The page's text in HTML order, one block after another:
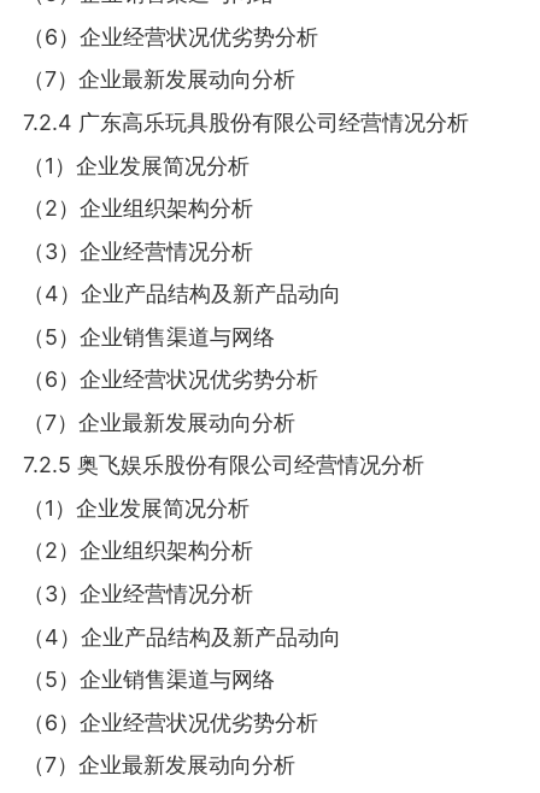
（6）企业经营状况优劣势分析
（7）企业最新发展动向分析
7.2.4 广东高乐玩具股份有限公司经营情况分析
（1）企业发展简况分析
（2）企业组织架构分析
（3）企业经营情况分析
（4）企业产品结构及新产品动向
（5）企业销售渠道与网络
（6）企业经营状况优劣势分析
（7）企业最新发展动向分析
7.2.5 奥飞娱乐股份有限公司经营情况分析
（1）企业发展简况分析
（2）企业组织架构分析
（3）企业经营情况分析
（4）企业产品结构及新产品动向
（5）企业销售渠道与网络
（6）企业经营状况优劣势分析
（7）企业最新发展动向分析